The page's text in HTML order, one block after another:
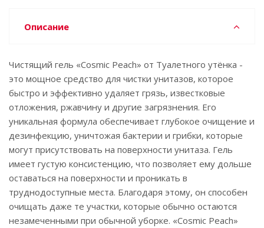
Описание
Чистящий гель «Cosmic Peach» от Туалетного утёнка -
это мощное средство для чистки унитазов, которое
быстро и эффективно удаляет грязь, известковые
отложения, ржавчину и другие загрязнения. Его
уникальная формула обеспечивает глубокое очищение и
дезинфекцию, уничтожая бактерии и грибки, которые
могут присутствовать на поверхности унитаза. Гель
имеет густую консистенцию, что позволяет ему дольше
оставаться на поверхности и проникать в
труднодоступные места. Благодаря этому, он способен
очищать даже те участки, которые обычно остаются
незамеченными при обычной уборке. «Cosmic Peach»